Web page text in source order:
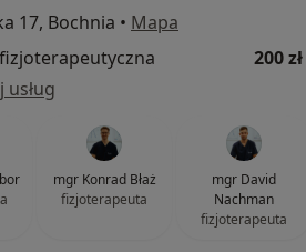
17, Bochnia • Mapa
200 zł
usług
mgr Konrad Błaż
fizjoterapeuta
mgr David
Nachman
fizjoterapeuta